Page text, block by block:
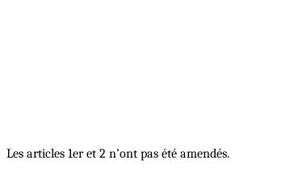
Les articles 1er et 2 n’ont pas été amendés.